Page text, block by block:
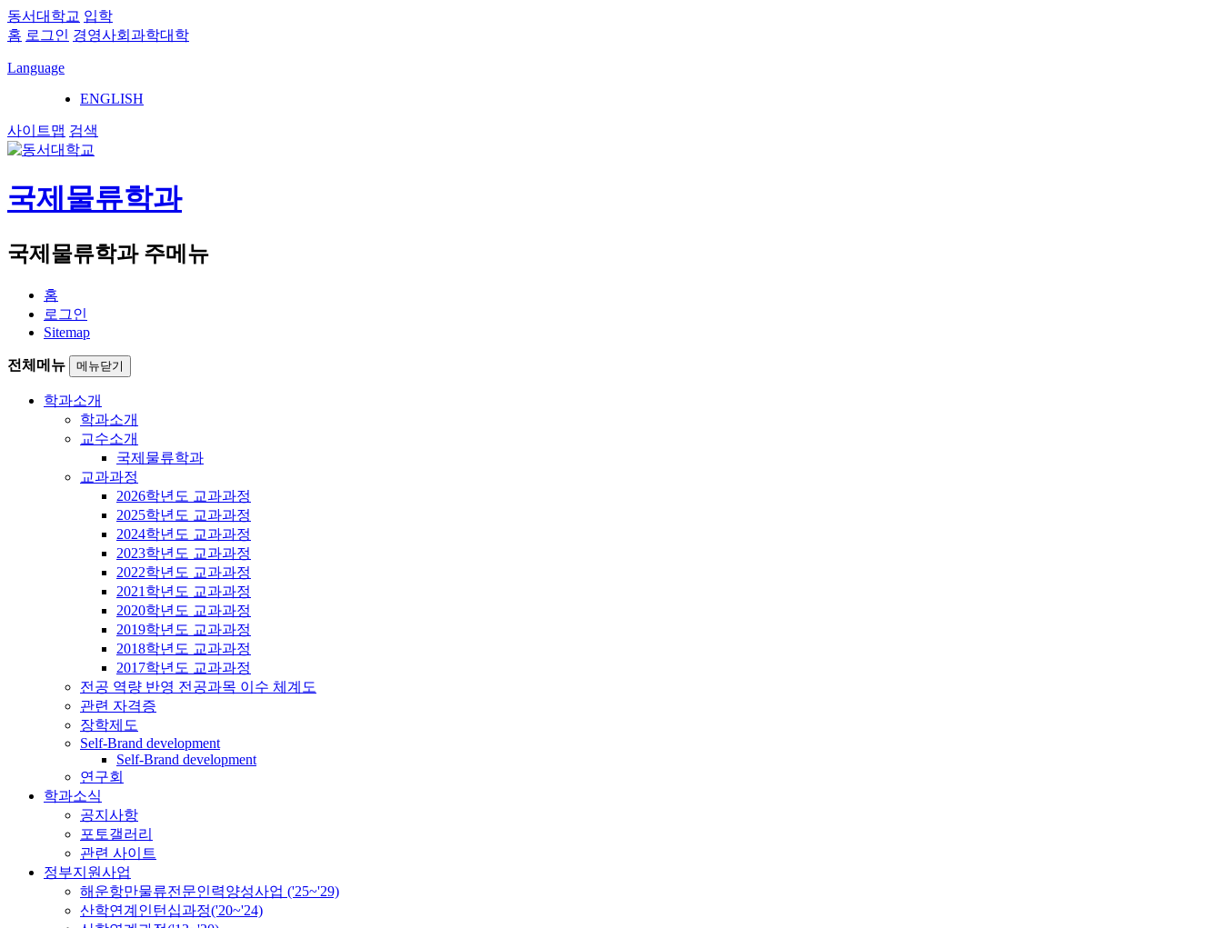
동서대학교 입학
홈 로그인 경영사회과학대학
Language
ENGLISH
사이트맵 검색
국제물류학과
국제물류학과 주메뉴
홈
로그인
Sitemap
전체메뉴 메뉴닫기
학과소개
학과소개
교수소개
국제물류학과
교과과정
2026학년도 교과과정
2025학년도 교과과정
2024학년도 교과과정
2023학년도 교과과정
2022학년도 교과과정
2021학년도 교과과정
2020학년도 교과과정
2019학년도 교과과정
2018학년도 교과과정
2017학년도 교과과정
전공 역량 반영 전공과목 이수 체계도
관련 자격증
장학제도
Self-Brand development
Self-Brand development
연구회
학과소식
공지사항
포토갤러리
관련 사이트
정부지원사업
해운항만물류전문인력양성사업 ('25~'29)
산학연계인턴십과정('20~'24)